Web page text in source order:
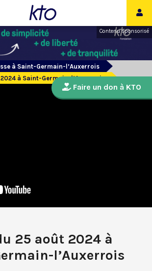
Contenu sponsorisé
à Saint-Germain-l’Auxerrois
à Saint-Germain-l’Auxerrois
25 août 2024 à
l’Auxerrois
Faire un don à KTO